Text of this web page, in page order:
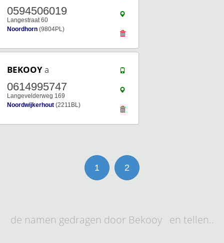
0594506019
Langestraat 60
Noordhorn (9804PL)
BEKOOYa
0614995747
Langevelderweg 169
Noordwijkerhout (2211BL)
1 2
de namen gedragen door Bekooy en tellen..